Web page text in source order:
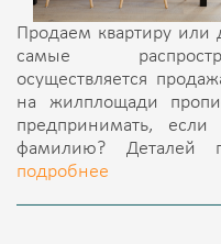
Продаем квартиру
самые
осуществляется
на жилплощади
предпринимать,
фамилию? Деталей
подробнее